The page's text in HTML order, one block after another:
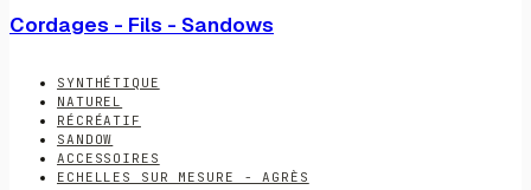
Cordages - Fils - Sandows
SYNTHÉTIQUE
NATUREL
RÉCRÉATIF
SANDOW
ACCESSOIRES
ECHELLES SUR MESURE - AGRÈS